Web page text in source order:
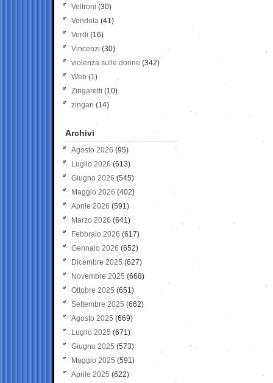
Veltroni (30)
Vendola (41)
Verdi (16)
Vincenzi (30)
violenza sulle donne (342)
Web (1)
Zingaretti (10)
zingari (14)
Archivi
Agosto 2026 (95)
Luglio 2026 (613)
Giugno 2026 (545)
Maggio 2026 (402)
Aprile 2026 (591)
Marzo 2026 (641)
Febbraio 2026 (617)
Gennaio 2026 (652)
Dicembre 2025 (627)
Novembre 2025 (668)
Ottobre 2025 (651)
Settembre 2025 (662)
Agosto 2025 (669)
Luglio 2025 (671)
Giugno 2025 (573)
Maggio 2025 (591)
Aprile 2025 (622)